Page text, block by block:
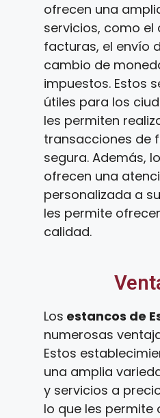
ofrecen una
servicios, como el
facturas, el envío
cambio de
impuestos. Estos
útiles para los
les permiten
transacciones de
segura. Además,
ofrecen una
personalizada a
les permite
calidad.
Los estancos de
numerosas
Estos
una amplia
y servicios a
lo que les permite